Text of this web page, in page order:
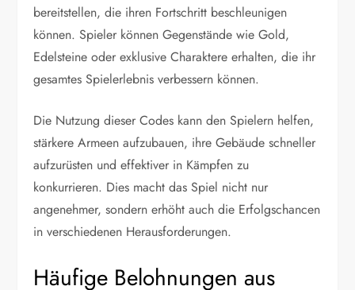
bereitstellen, die ihren Fortschritt beschleunigen
können. Spieler können Gegenstände wie Gold,
Edelsteine oder exklusive Charaktere erhalten, die ihr
gesamtes Spielerlebnis verbessern können.
Die Nutzung dieser Codes kann den Spielern helfen,
stärkere Armeen aufzubauen, ihre Gebäude schneller
aufzurüsten und effektiver in Kämpfen zu
konkurrieren. Dies macht das Spiel nicht nur
angenehmer, sondern erhöht auch die Erfolgschancen
in verschiedenen Herausforderungen.
Häufige Belohnungen aus